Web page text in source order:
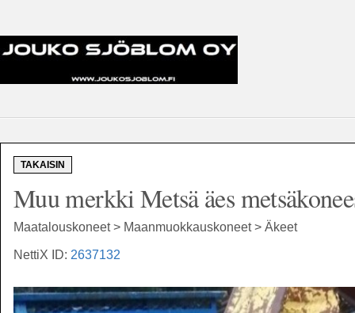
TAKAISIN
Muu merkki Metsä äes
Maatalouskoneet > Maanmuokkauskoneet > Äkeet
NettiX ID: 2637132